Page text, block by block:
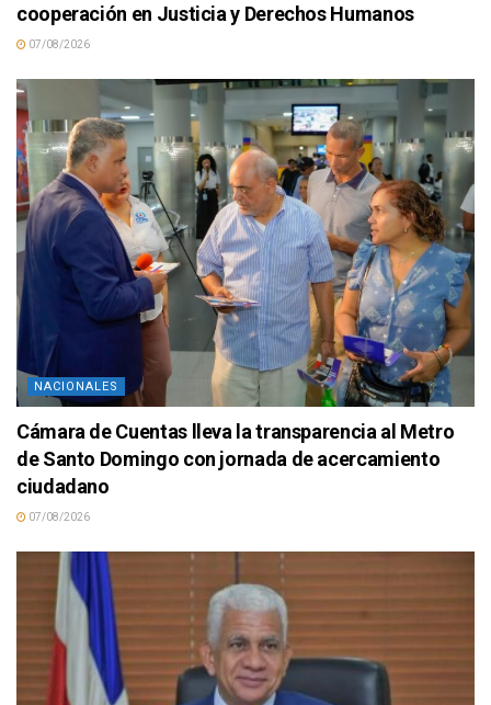
cooperación en Justicia y Derechos Humanos
07/08/2026
NACIONALES
Cámara de Cuentas lleva la transparencia al Metro
de Santo Domingo con jornada de acercamiento
ciudadano
07/08/2026